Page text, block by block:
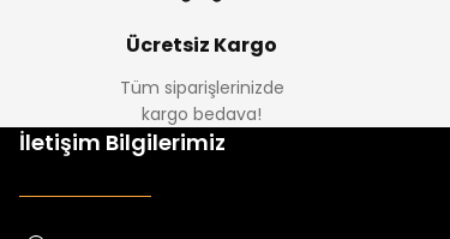
Ücretsiz Kargo
Tüm siparişlerinizde
kargo bedava!
İletişim Bilgilerimiz